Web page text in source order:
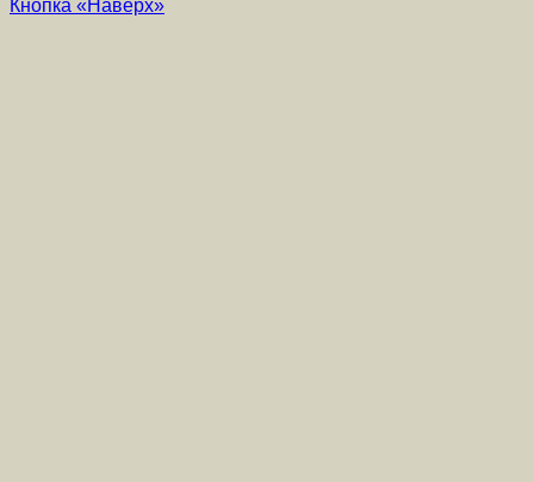
Кнопка «Наверх»